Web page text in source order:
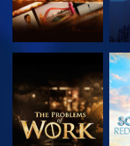
UDFORSK
SERIEN